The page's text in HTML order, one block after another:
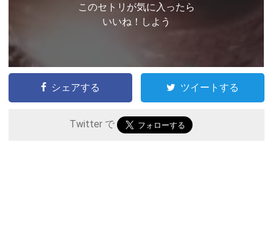
このセトリが気に入ったら
いいね！しよう
シェアする ツイートする
Twitter で